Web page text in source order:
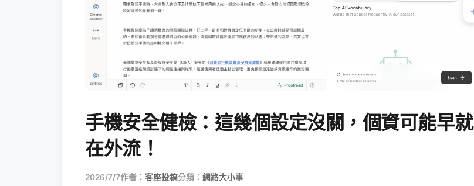
手機安全健檢：這幾個設定沒關，個資可能早就
在外流！
2026/7/7作者： 客座投稿分類： 網路大小事